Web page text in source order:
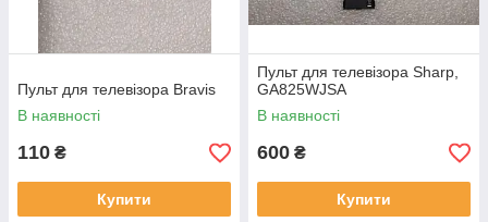
Пульт для телевізора Bravis
В наявності
110 ₴
Купити
Пульт для телевізора Sharp,
GA825WJSA
В наявності
600 ₴
Купити